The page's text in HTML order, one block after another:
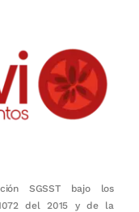
SGSST bajo los
del 2015 y de la